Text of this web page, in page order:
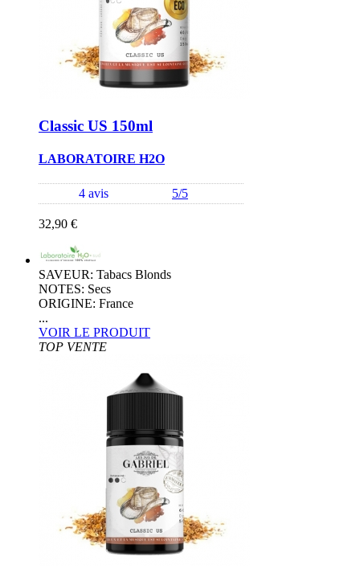
Classic US 150ml
LABORATOIRE H2O
4 avis 5/5
32,90 €
SAVEUR: Tabacs Blonds
NOTES: Secs
ORIGINE: France
...
VOIR LE PRODUIT
TOP VENTE